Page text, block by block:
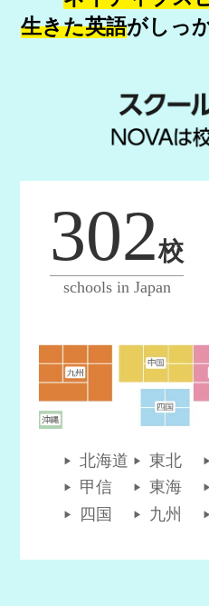
生きた英語がしっ
北海道 東北
甲信
東海
四国
九州
302校
schools in Japan